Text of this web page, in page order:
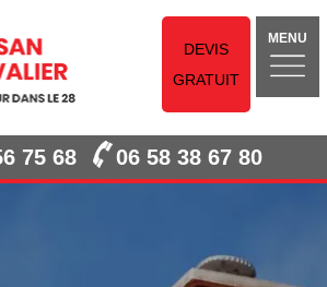
DEVIS
GRATUIT
MENU
75 68 06 58 38 67 80